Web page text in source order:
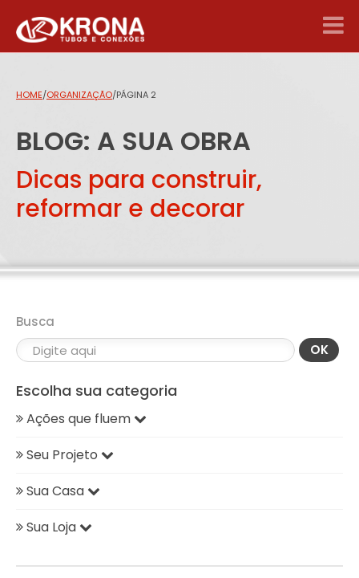
HOME/ORGANIZAÇÃO/PÁGINA 2
BLOG: A SUA OBRA
Dicas para construir,
reformar e decorar
Busca
OK
Escolha sua categoria
Ações que fluem
Seu Projeto
Sua Casa
Sua Loja